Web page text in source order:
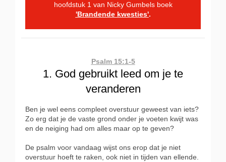
hoofdstuk 1 van Nicky Gumbels boek
'Brandende kwesties'.
Psalm 15:1-5
1. God gebruikt leed om je te
veranderen
Ben je wel eens compleet overstuur geweest van iets?
Zo erg dat je de vaste grond onder je voeten kwijt was
en de neiging had om alles maar op te geven?
De psalm voor vandaag wijst ons erop dat je niet
overstuur hoeft te raken, ook niet in tijden van ellende.